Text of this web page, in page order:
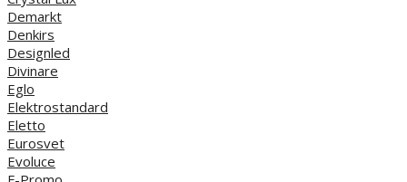
Demarkt
Denkirs
Designled
Divinare
Eglo
Elektrostandard
Eletto
Eurosvet
Evoluce